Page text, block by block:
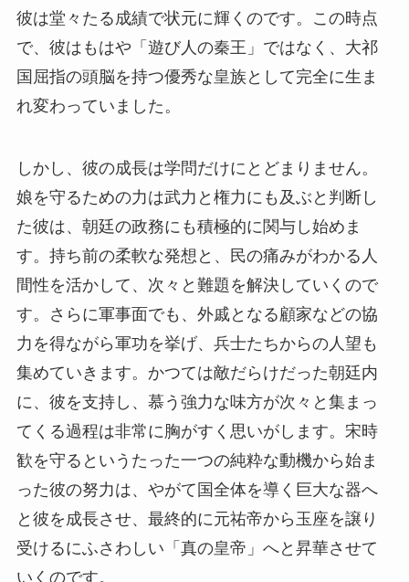
彼は堂々たる成績で状元に輝くのです。この時点
で、彼はもはや「遊び人の秦王」ではなく、大祁
国屈指の頭脳を持つ優秀な皇族として完全に生ま
れ変わっていました。
しかし、彼の成長は学問だけにとどまりません。
娘を守るための力は武力と権力にも及ぶと判断し
た彼は、朝廷の政務にも積極的に関与し始めま
す。持ち前の柔軟な発想と、民の痛みがわかる人
間性を活かして、次々と難題を解決していくので
す。さらに軍事面でも、外戚となる顧家などの協
力を得ながら軍功を挙げ、兵士たちからの人望も
集めていきます。かつては敵だらけだった朝廷内
に、彼を支持し、慕う強力な味方が次々と集まっ
てくる過程は非常に胸がすく思いがします。宋時
歓を守るというたった一つの純粋な動機から始ま
った彼の努力は、やがて国全体を導く巨大な器へ
と彼を成長させ、最終的に元祐帝から玉座を譲り
受けるにふさわしい「真の皇帝」へと昇華させて
いくのです。